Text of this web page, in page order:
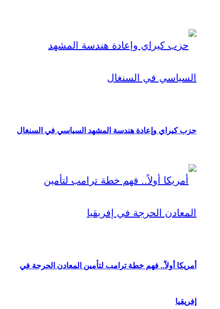
حزب كيراي وإعادة هندسة المشهد السياسي في السنغال
أمريكا أولاً.. فهم خطة ترامب لتأمين المعادن الحرجة في
إفريقيا